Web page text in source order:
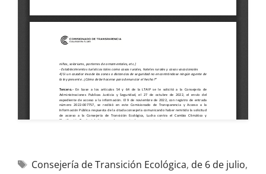
Consejería de Transición Ecológica, de 6 de julio,